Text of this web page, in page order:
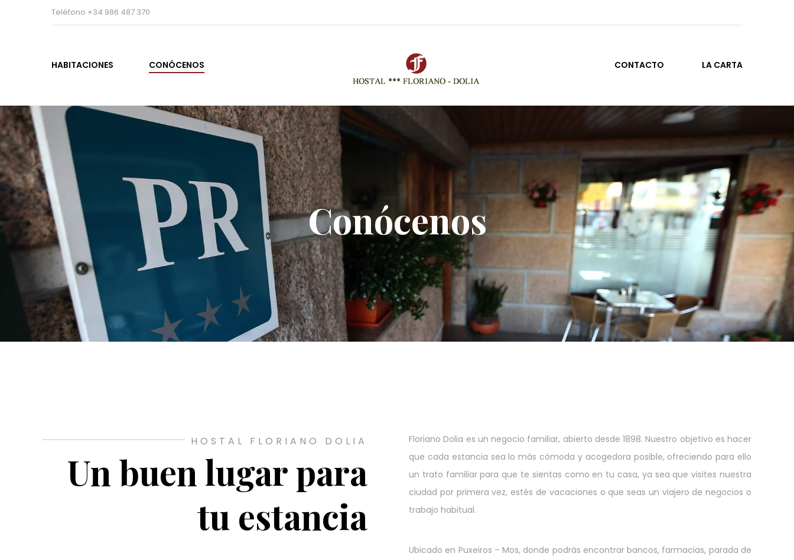
Teléfono +34 986 487 370
HABITACIONES CONÓCENOS CONTACTO LA CARTA
Conócenos
HOSTAL FLORIANO DOLIA
Un buen lugar para
tu estancia
Floriano Dolia es un negocio familiar, abierto desde 1898. Nuestro objetivo es hacer
que cada estancia sea lo más cómoda y acogedora posible, ofreciendo para ello
un trato familiar para que te sientas como en tu casa, ya sea que visites nuestra
ciudad por primera vez, estés de vacaciones o que seas un viajero de negocios o
trabajo habitual.
Ubicado en Puxeiros – Mos, donde podrás encontrar bancos, farmacias, parada de